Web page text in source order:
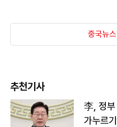
중국뉴스
추천기사
李, 정부
가누르